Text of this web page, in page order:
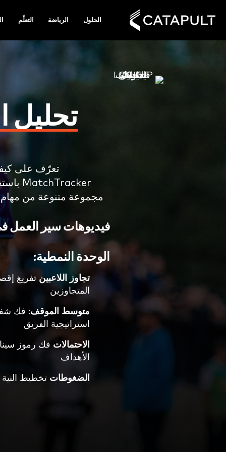
الحلول الرياضة التعلّم
تحليل
تعرّف على
MatchTracker باستخدام
مجموعة متنوعة من مهام
فيديوهات سير العمل
الوحدة النمطية:
تجاوز اللاعبين تفريغ
المتجاوزين
متوسط الموقف: فك
استراتيجية الفريق
الاحتمالات فك رموز
الأهداف
الضغوطات تخطيط النية